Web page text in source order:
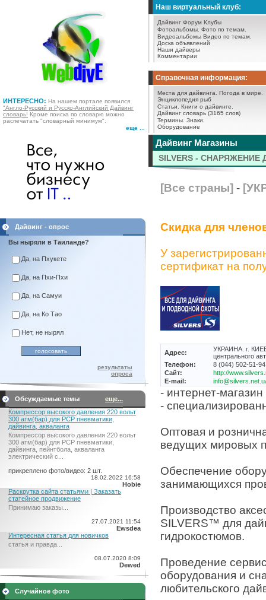
ИНТЕРЕСНО: На нашем портале появился
"Англо-Русский и Русско-Английский Дайвинг
словарь! Кроме поиска по словарю можно
распечатать "словарный минимум".
еще ...
Наш виртуальный клуб:
Дайвинг Форум Клубы
Фотоальбомы. Фото по темам.
Видеоальбомы Видео по темам.
Доска объявлений
Наши дайверы
Комментарии
Справочная информация:
Места для дайвинга.
Погода в мире.
Энциклопедия рыб
Статьи.
Книги о дайвинге.
Дайвинг словарь (3165 слов)
Термины. Знаки.
Оборудование
Дайвинг - опрос
Вы ныряли в Таиланде?
Да, на Пхукете
Да, на Пхи-Пхи
Да, на Самуи
Да, на Ко Тао
Нет, не нырял
результаты
опроса
Обсуждаемые темы
еще...
Компрессор высокого давления 220 вольт
300 атм(бар) для PCP пневматики,
дайвинга, акваланга
Компрессор высокого давления 220 вольт
300 атм(бар) для PCP пневматики,
дайвинга, пейнтбола, акваланга
электрический c...
прикреплено фото/видео: 2 шт.
18.02.2022 16:58
Hobie
Раскрутка сайта статьями | Заказать
статейное продвижение
Принимаю заказы...
27.07.2021 11:54
Ewsdea
Интересная статья для новичков
статья и правда...
08.07.2020 8:09
Dewed
Случайное фото
Дайвинг Магазины
SILVERS -
[Все страны] -
Скидка для
У
сертификат на
Адрес:
УКРАИНА. г.
центрального
Телефон:
8 (044) 502-51-
Сайт:
http://
E-mail:
- интернет-магазин
-
Оптовая и
ведущих мировых
Обеспечение
занимающихся
Производство
SILVERS™ для
гидрокостюмов.
Проведение
оборудования и
любительского